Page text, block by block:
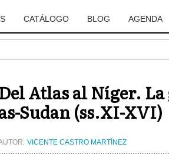
CATÁLOGO BLOG AGENDA
Atlas al Níger.
Sudan (ss.XI-XVI)
VICENTE CASTRO MARTÍNEZ